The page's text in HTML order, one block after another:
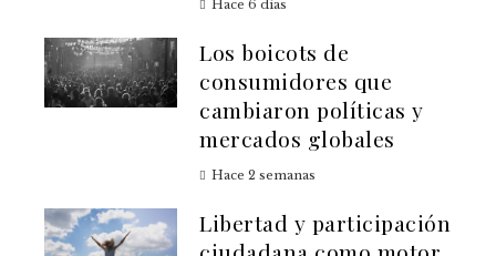
Hace 6 días
Los boicots de
consumidores que
cambiaron políticas y
mercados globales
Hace 2 semanas
Libertad y participación